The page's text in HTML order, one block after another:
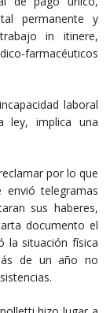
permanente y
in itinere,
farmacéuticos
laboral
ley, implica una
por lo que
telegramas
sus haberes,
documento el
la situación física
de un año no